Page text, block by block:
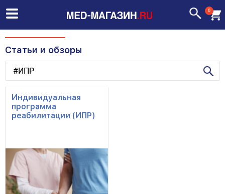
0
Статьи и обзоры
Индивидуальная
программа
реабилитации (ИПР)